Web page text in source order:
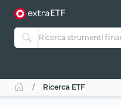
Ricerca ETF